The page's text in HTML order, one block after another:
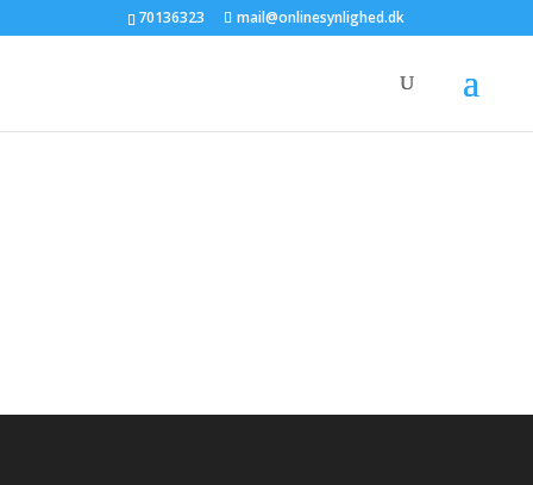
70136323 mail@onlinesynlighed.dk